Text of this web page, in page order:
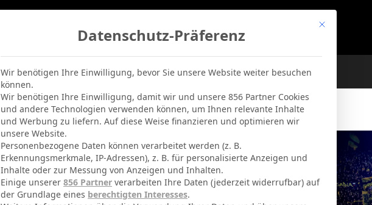
Tabelle Champions League BVB-Netradio Erfolge
Mit diesem
Datenschutz-Präferenz
Wir benötigen Ihre Einwilligung, bevor Sie unsere Website weiter besuchen
können.
Wir benötigen Ihre Einwilligung, damit wir und unsere 856 Partner Cookies
und andere Technologien verwenden können, um Ihnen relevante Inhalte
und Werbung zu liefern. Auf diese Weise finanzieren und optimieren wir
unsere Website.
Personenbezogene Daten können verarbeitet werden (z. B.
Erkennungsmerkmale, IP-Adressen), z. B. für personalisierte Anzeigen und
Inhalte oder zur Messung von Anzeigen und Inhalten.
Einige unserer 856 Partner verarbeiten Ihre Daten (jederzeit widerrufbar) auf
der Grundlage eines berechtigten Interesses.